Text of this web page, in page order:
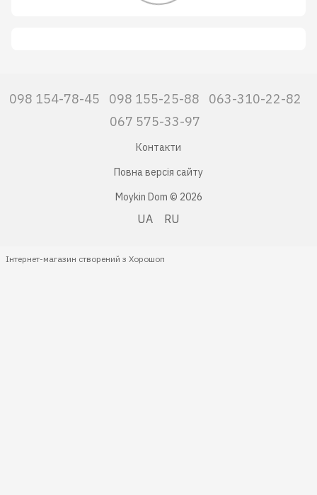
098 154-78-45 098 155-25-88
063-310-22-82
067 575-33-97
Контакти
Повна версія сайту
Moykin Dom © 2026
UA RU
Інтернет-магазин створений з Хорошоп